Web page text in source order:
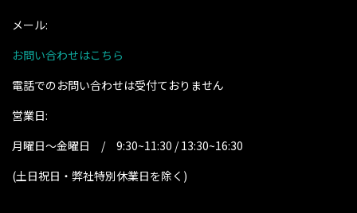
メール:
お問い合わせはこちら
電話でのお問い合わせは受付ておりません
営業日:
月曜日～金曜日 / 9:30~11:30 / 13:30~16:30
(土日祝日・弊社特別休業日を除く )